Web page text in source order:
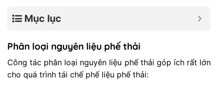
Mục lục
Phân loại nguyên liệu phế thải
Công tác phân loại nguyên liệu phế thải góp ích rất lớn
cho quá trình tái chế phế liệu phế thải: